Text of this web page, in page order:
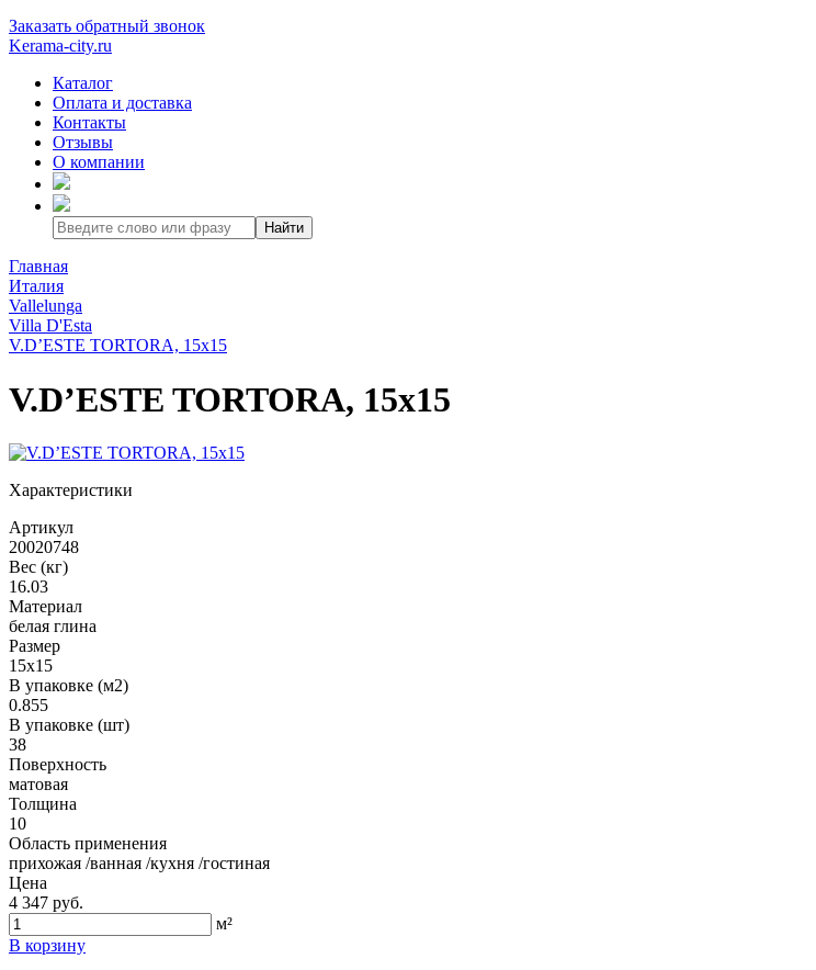
Заказать обратный звонок
Kerama-city.ru
Каталог
Оплата и доставка
Контакты
Отзывы
О компании
Найти
Главная
Италия
Vallelunga
Villa D'Esta
V.D’ESTE TORTORA, 15x15
V.D’ESTE TORTORA, 15x15
Характеристики
Артикул
20020748
Вес (кг)
16.03
Материал
белая глина
Размер
15x15
В упаковке (м2)
0.855
В упаковке (шт)
38
Поверхность
матовая
Толщина
10
Область применения
прихожая /ванная /кухня /гостиная
Цена
4 347 руб.
м²
В корзину